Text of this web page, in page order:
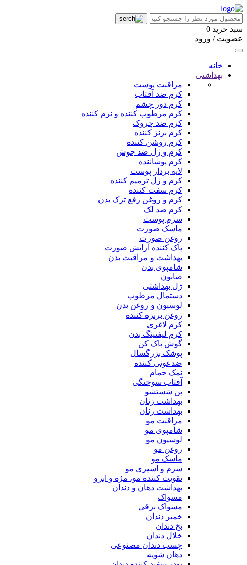
سبد خرید 0
عضویت / ورود
خانه
بهداشتی
مراقبت پوست
کرم ضد آفتاب
کرم دور چشم
کرم مرطوب کننده و نرم کننده
کرم ضد چروک
کرم برنز کننده
کرم روشن کننده
کرم و ژل ضد جوش
کرم پوشاننده
لایه بردار پوست
کرم و ژل ترمیم کننده
کرم سفت کننده
کرم و روغن رفع ترک بدن
کرم ضد لک
سرم پوست
ماسک صورت
روغن صورت
پاک کننده آرایش صورت
بهداشت و مراقبت بدن
شامپوی بدن
صابون
ژل بهداشتی
دستمال مرطوب
لوسیون و روغن بدن
روغن برنزه کننده
کرم لاغری
کرم لیفتینگ بدن
گوش پاک کن
پوشک بزرگسال
ضدعونی کننده
نمک حمام
آفتاب سوختگی
پن شستشو
بهداشت زنان
بهداشت زنان
مراقبت مو
شامپوی مو
لوسیون مو
روغن مو
ماسک مو
سرم و اسپری مو
تقویت کننده مو، مژه و ابرو
بهداشت دهان و دندان
مسواک
مسواک برقی
خمیر دندان
نخ دندان
خلال دندان
چسب دندان مصنوعی
دهان شویه